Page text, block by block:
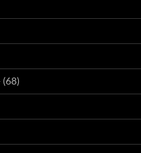
(68)